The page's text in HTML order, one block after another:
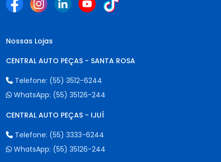
Nossas Lojas
CENTRAL AUTO PEÇAS - SANTA ROSA
Telefone: (55) 3512-6244
WhatsApp: (55) 35126-244
CENTRAL AUTO PEÇAS - IJUÍ
Telefone: (55) 3333-6244
WhatsApp: (55) 35126-244